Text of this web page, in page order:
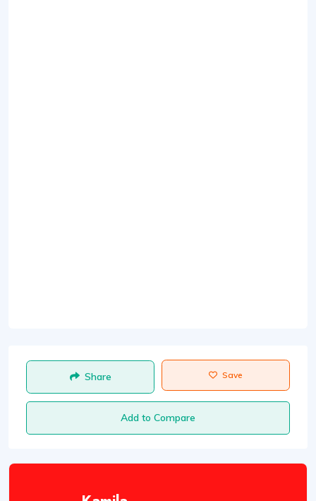
Share Save
Add to Compare